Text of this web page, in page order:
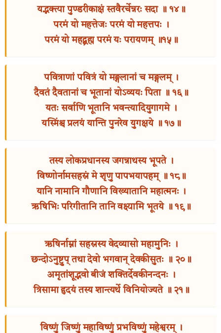
यद्भक्त्या पुण्डरीकाक्षं स्तवैरर्चेन्नरः सदा ॥ १४॥
परमं यो महत्तेजः परमं यो महत्तपः ।
परमं यो महद्ब्रह्म परमं यः परायणम् ॥१५॥
पवित्राणां पवित्रं यो मङ्गलानां च मङ्गलम् ।
दैवतं दैवतानां च भूतानां योऽव्ययः पिता ॥ १६॥
यतः सर्वाणि भूतानि भवन्त्यादियुगागमे ।
यस्मिंश्च प्रलयं यान्ति पुनरेव युगक्षये ॥ १७॥
तस्य लोकप्रधानस्य जगन्नाथस्य भूपते ।
विष्णोर्नामसहस्रं मे शृणु पापभयापहम् ॥ १८॥
यानि नामानि गौणानि विख्यातानि महात्मनः ।
ऋषिभिः परिगीतानि तानि वक्ष्यामि भूतये ॥ १९॥
ऋषिर्नाम्नां सहस्रस्य वेदव्यासो महामुनिः ।
छन्दोऽनुष्टुप् तथा देवो भगवान् देवकीसुतः ॥ २०॥
अमृतांशूद्भवो बीजं शक्तिर्देवकीनन्दनः ।
त्रिसामा हृदयं तस्य शान्त्यर्थे विनियोज्यते ॥ २१॥
विष्णुं जिष्णुं महाविष्णुं प्रभविष्णुं महेश्वरम् ।